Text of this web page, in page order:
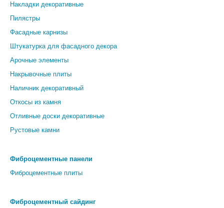
Накладки декоративные
Пилястры
Фасадные карнизы
Штукатурка для фасадного декора
Арочные элементы
Накрывочные плиты
Наличник декоративный
Откосы из камня
Отливные доски декоративные
Рустовые камни
Фиброцементные панели
Фиброцементные плиты
Фиброцементный сайдинг